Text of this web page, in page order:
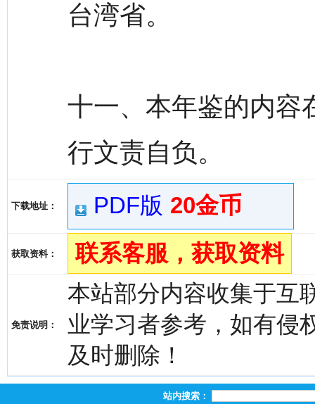
台湾省。
十一、本年鉴的内容
行文责自负。
下载地址： PDF版 20金币
获取资料： 联系客服，获取资料
免责说明：
本站部分内容收集于互
业学习者参考，如有侵
及时删除！
站内搜索：